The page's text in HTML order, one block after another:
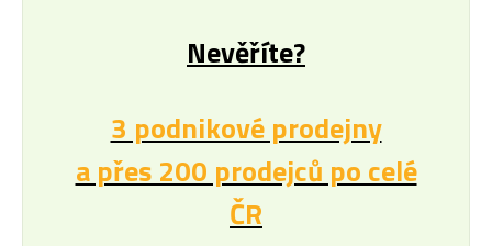
Nevěříte?
3 podnikové prodejny
a přes 200 prodejců po celé
ČR